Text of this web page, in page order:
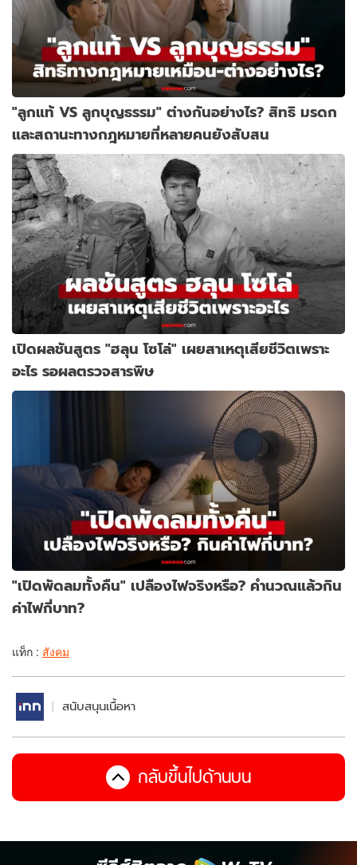
"ลูกแท้ VS ลูกบุญธรรม" ต่างกันอย่างไร? สิทธิ มรดก
และสถานะทางกฎหมายที่หลายคนยังสับสน
เปิดผลชันสูตร "ฮลุน โซโล่" เผยสาเหตุเสียชีวิตเพราะ
อะไร รอผลตรวจสารพิษ
"เปิดพัดลมทั้งคืน" เปลืองไฟจริงหรือ? คำนวณแล้วกิน
ค่าไฟกี่บาท?
แท็ก : สังคม
สนับสนุนเนื้อหา
กลับขึ้นไปด้านบน